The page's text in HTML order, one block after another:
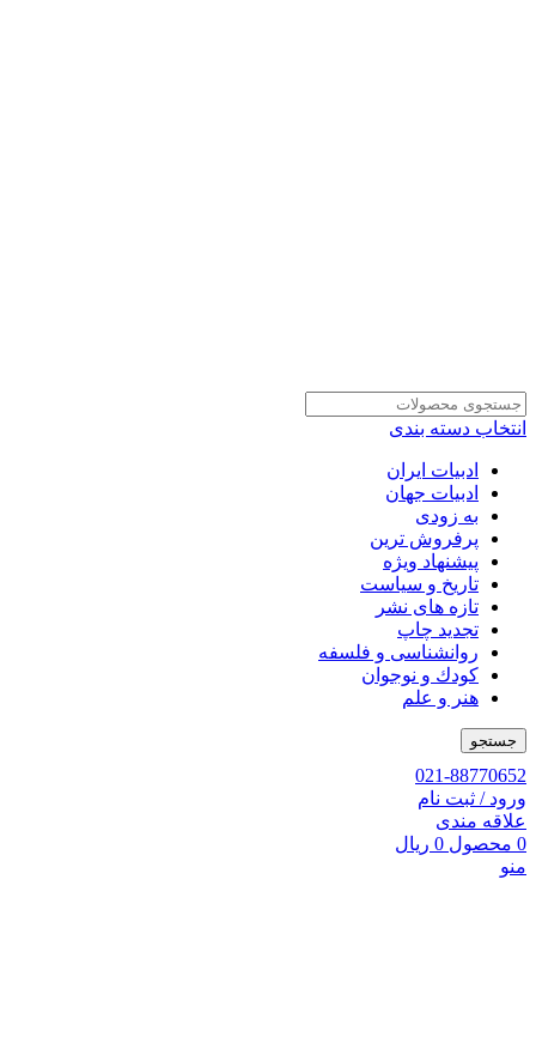
انتخاب دسته بندی
ادبیات ایران
ادبیات جهان
به زودی
پرفروش ترین
پیشنهاد ویژه
تاریخ و سیاست
تازه های نشر
تجدید چاپ
روانشناسی و فلسفه
کودك و نوجوان
هنر و علم
جستجو
021-88770652
ورود / ثبت نام
علاقه مندی
0 محصول 0 ریال
منو